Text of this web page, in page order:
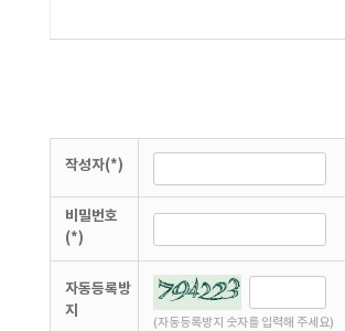
작성자(*)
비밀번호
(*)
자동등록방
지
(자동등록방지 숫자를 입력해 주세요)